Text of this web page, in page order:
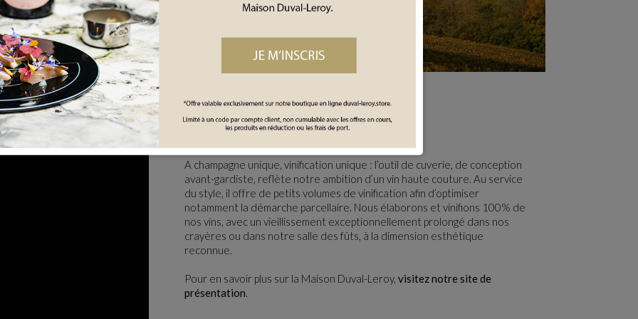
A champagne unique, vinification unique : l’outil de cuverie, de conception
avant-gardiste, reflète notre ambition d’un vin haute couture. Au service
du style, il offre de petits volumes de vinification afin d’optimiser
notamment la démarche parcellaire. Nous élaborons et vinifions 100% de
nos vins, avec un vieillissement exceptionnellement prolongé dans nos
crayères ou dans notre salle des fûts, à la dimension esthétique
reconnue.
Pour en savoir plus sur la Maison Duval-Leroy, visitez notre site de
présentation.